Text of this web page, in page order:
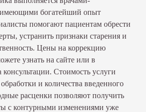
имеющими богатейший опыт
помогают пациентам обрести
устранить признаки старения и
Цены на коррекцию
узнать на сайте или в
консультации. Стоимость услуги
и количества введенного
расценки позволяют получить
с контурными изменениями уже